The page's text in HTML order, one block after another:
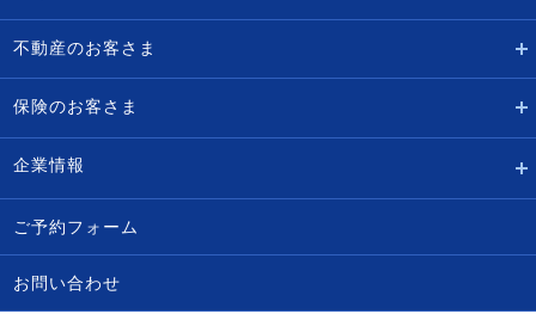
不動産のお客さま
保険のお客さま
企業情報
ご予約フォーム
お問い合わせ